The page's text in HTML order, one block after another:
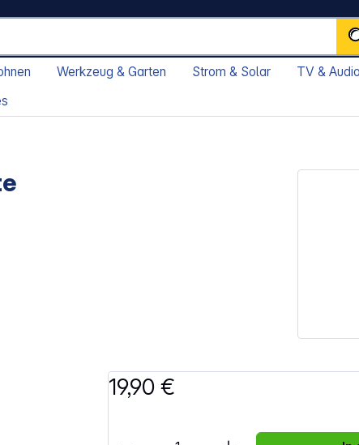
Werkzeug & Garten Strom & Solar TV & Audio
19,90 €